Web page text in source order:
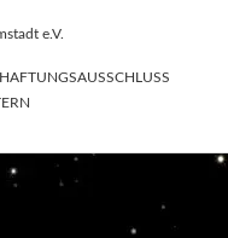
e.V.
HAFTUNGSAUSSCHLUSS